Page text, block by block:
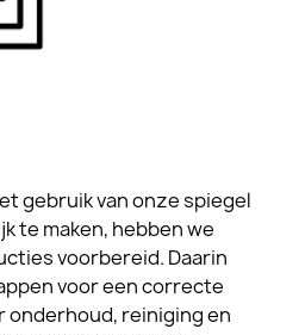
gebruik van onze spiegel
te maken, hebben we
voorbereid. Daarin
voor een correcte
onderhoud, reiniging en